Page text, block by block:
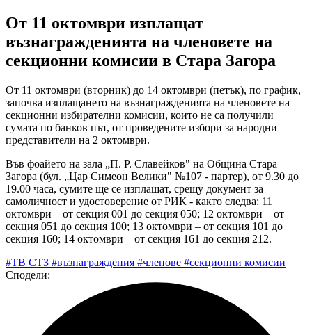
От 11 октомври изплащат
възнагражденията на членовете на
секционни комисии в Стара Загора
От 11 октомври (вторник) до 14 октомври (петък), по график,
започва изплащането на възнагражденията на членовете на
секционни избирателни комисии, които не са получили
сумата по банков път, от проведените избори за народни
представители на 2 октомври.
Във фоайето на зала „П. Р. Славейков" на Община Стара
Загора (бул. „Цар Симеон Велики" №107 - партер), от 9.30 до
19.00 часа, сумите ще се изплащат, срещу документ за
самоличност и удостоверение от РИК - както следва: 11
октомври – от секция 001 до секция 050; 12 октомври – от
секция 051 до секция 100; 13 октомври – от секция 101 до
секция 160; 14 октомври – от секция 161 до секция 212.
#ТВ СТЗ #възнаграждения #членове #секционни комисии
Сподели: